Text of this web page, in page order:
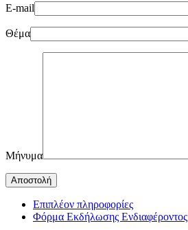
E-mail
Θέμα
Μήνυμα
Επιπλέον πληροφορίες
Φόρμα Εκδήλωσης Ενδιαφέροντος